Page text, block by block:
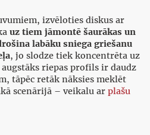
izvēloties diskus ar
uz tiem jāmontē šaurākas un
labāku sniega griešanu
, jo slodze tiek koncentrēta uz
riepas profils ir daudz
tāpēc retāk nāksies meklēt
scenārijā – veikalu ar plašu